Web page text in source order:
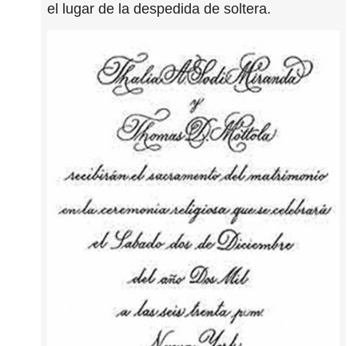
el lugar de la despedida de soltera.